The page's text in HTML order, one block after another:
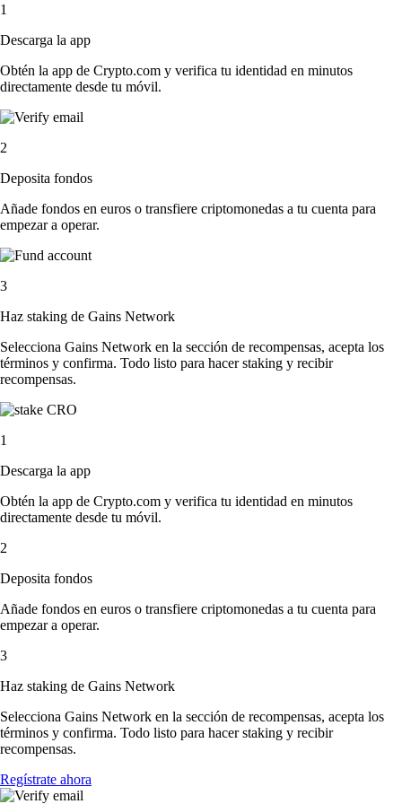
1
Descarga la app
Obtén la app de Crypto.com y verifica tu identidad en minutos
directamente desde tu móvil.
2
Deposita fondos
Añade fondos en euros o transfiere criptomonedas a tu cuenta para
empezar a operar.
3
Haz staking de Gains Network
Selecciona Gains Network en la sección de recompensas, acepta los
términos y confirma. Todo listo para hacer staking y recibir
recompensas.
1
Descarga la app
Obtén la app de Crypto.com y verifica tu identidad en minutos
directamente desde tu móvil.
2
Deposita fondos
Añade fondos en euros o transfiere criptomonedas a tu cuenta para
empezar a operar.
3
Haz staking de Gains Network
Selecciona Gains Network en la sección de recompensas, acepta los
términos y confirma. Todo listo para hacer staking y recibir
recompensas.
Regístrate ahora